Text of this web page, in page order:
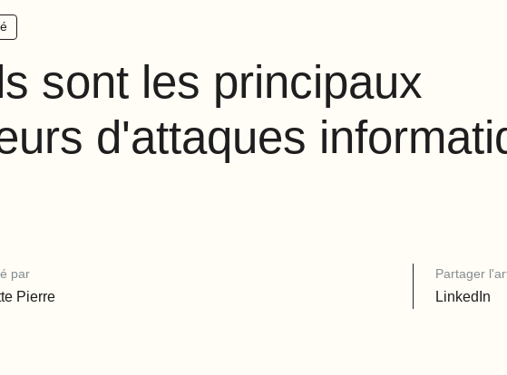
sont les principaux
d'attaques
par
Pierre
Partager
LinkedIn